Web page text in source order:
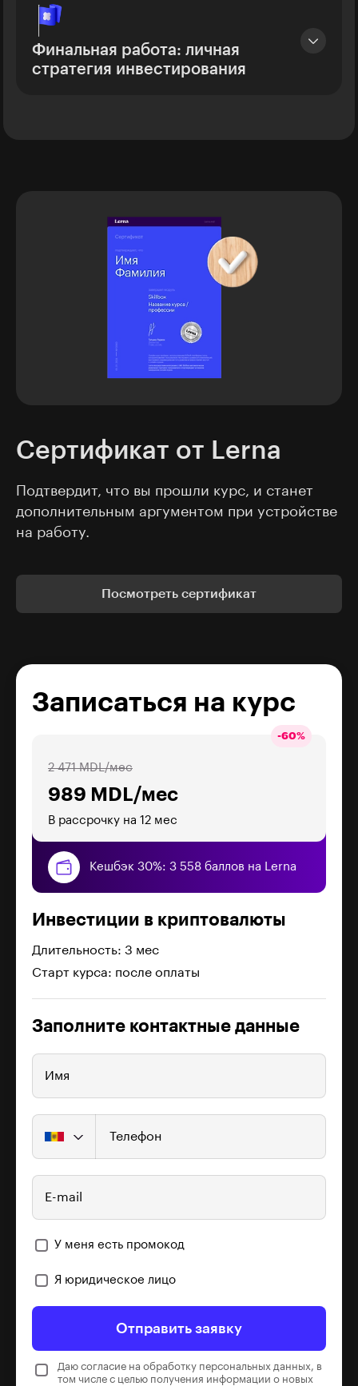
Финальная работа: личная
стратегия инвестирования
Сертификат от Lerna
Подтвердит, что вы прошли курс, и станет
дополнительным аргументом при устройстве
на работу.
Посмотреть сертификат
Записаться на курс
-60%
989 MDL/мес
2 471 MDL/мес
В рассрочку на 12 мес
Кешбэк 30%: 3 558 баллов на Lerna
Инвестиции в криптовалюты
Длительность: 3 мес
Старт курса: после оплаты
Заполните контактные данные
Имя
Телефон
E-mail
У меня есть промокод
Я юридическое лицо
Отправить заявку
Даю согласие на обработку персональных данных, в
том числе с целью получения информации о новых